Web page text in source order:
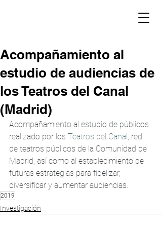
Acompañamiento al
estudio de audiencias de
los Teatros del Canal
(Madrid)
Acompañamiento al estudio de públicos
realizado por los Teatros del Canal, red
de teatros públicos de la Comunidad de
Madrid, así como al establecimiento de
futuras estrategias para fidelizar,
diversificar y aumentar audiencias.
2019
Investigación